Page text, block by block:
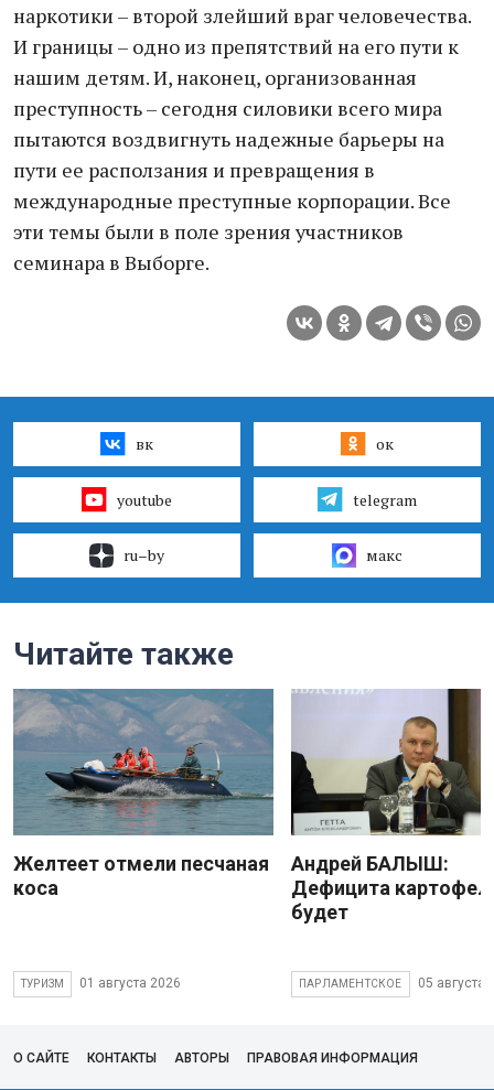
наркотики – второй злейший враг человечества.
И границы – одно из препятствий на его пути к
нашим детям. И, наконец, организованная
преступность – сегодня силовики всего мира
пытаются воздвигнуть надежные барьеры на
пути ее расползания и превращения в
международные преступные корпорации. Все
эти темы были в поле зрения участников
семинара в Выборге.
вк ок
youtube telegram
ru–by макс
Читайте также
Желтеет отмели песчаная
коса
ТУРИЗМ 01 августа 2026
Андрей БАЛЫШ:
Дефицита
будет
ПАРЛАМЕНТСКОЕ 05 августа
О САЙТЕ КОНТАКТЫ АВТОРЫ ПРАВОВАЯ ИНФОРМАЦИЯ